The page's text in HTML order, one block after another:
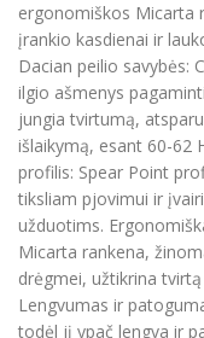
ergonomiškos Micarta
įrankio kasdienai ir
Dacian peilio savybės:
ilgio ašmenys
jungia tvirtumą,
išlaikymą, esant 60-62
profilis: Spear Point
tiksliam pjovimui ir
užduotims.
Micarta rankena,
drėgmei, užtikrina
Lengvumas ir
todėl jį ypač lengva ir